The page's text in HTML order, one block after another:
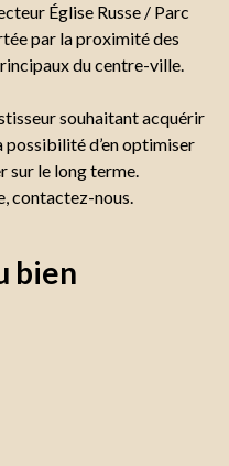
Église Russe / Parc
par la proximité des
du centre-ville.
souhaitant acquérir
possibilité d’en optimiser
sur le long terme.
contactez-nous.
bien